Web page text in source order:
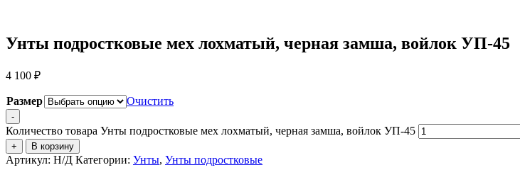
Унты подростковые мех лохматый, черная замша, войлок УП-45
4 100 ₽
Размер Очистить
-
Количество товара Унты подростковые мех лохматый, черная замша, войлок УП-45
+ В корзину
Артикул: Н/Д Категории: Унты, Унты подростковые